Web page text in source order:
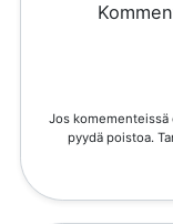
Jos
pyydä poistoa.